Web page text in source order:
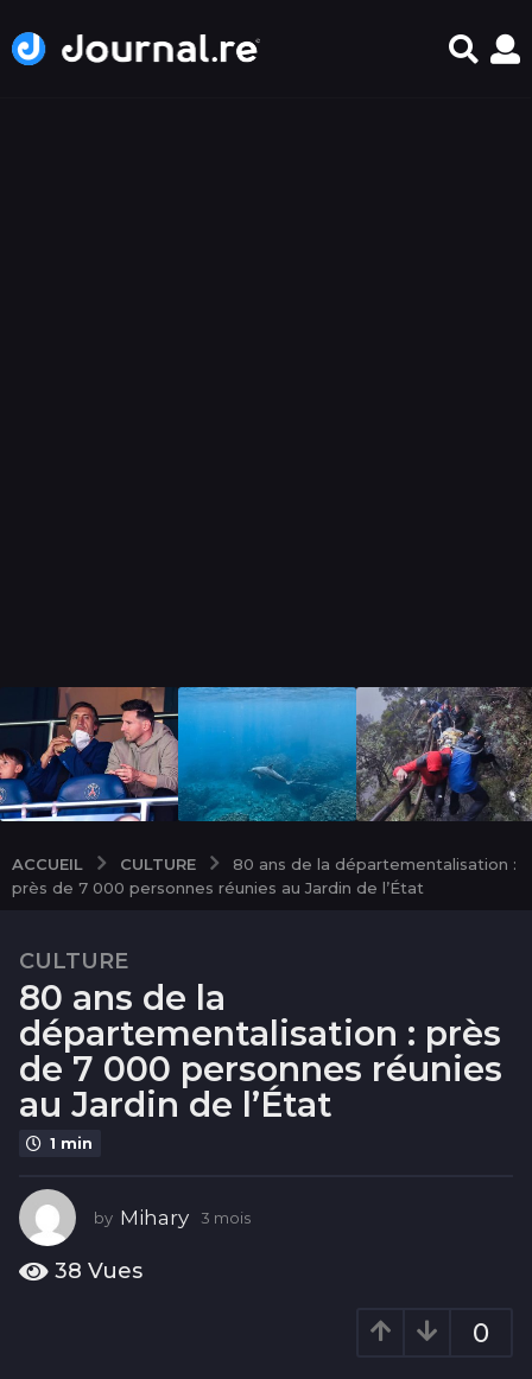
ACCUEIL CULTURE
80 ans de la départementalisation :
près de 7 000 personnes réunies au Jardin de l’État
3
m
i
s
3
m
s
CULTURE
80 ans de la
départementalisation : près
de 7 000 personnes réunies
au Jardin de l’État
1 min
by Mihary 3 mois
38 Vues
0